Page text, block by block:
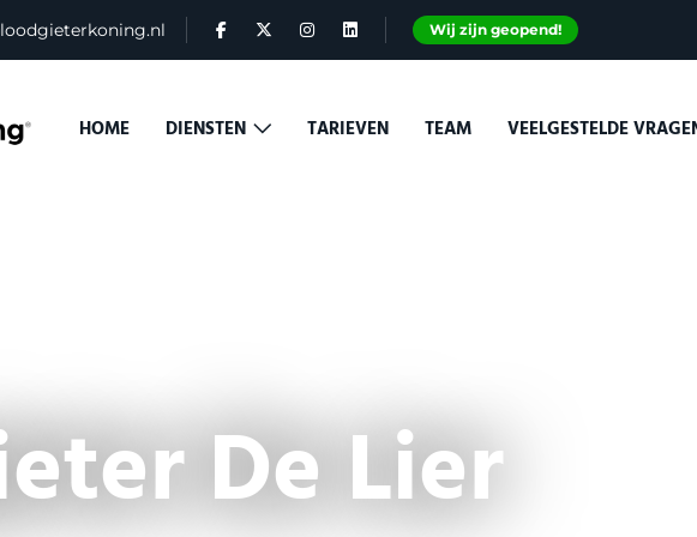
Wij zijn geopend!
HOME DIENSTEN TARIEVEN TEAM VEELGESTELDE
De Lier